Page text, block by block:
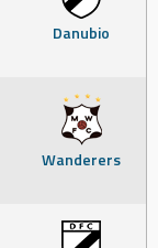
Danubio
Wanderers